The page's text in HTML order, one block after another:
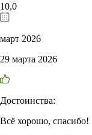
10,0
март 2026
29 марта 2026
Достоинства:
Всё хорошо, спасибо!